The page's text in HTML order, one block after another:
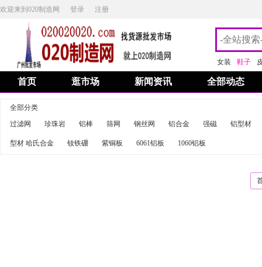
欢迎来到020制造网 登录 注册
女装 鞋子
首页 逛市场 新闻资讯 全部动态
全部分类
过滤网
珍珠岩 铝棒 筛网 钢丝网 铝合金 强磁 铝型材
型材 哈氏合金 钕铁硼 紫铜板 6061铝板 1060铝板